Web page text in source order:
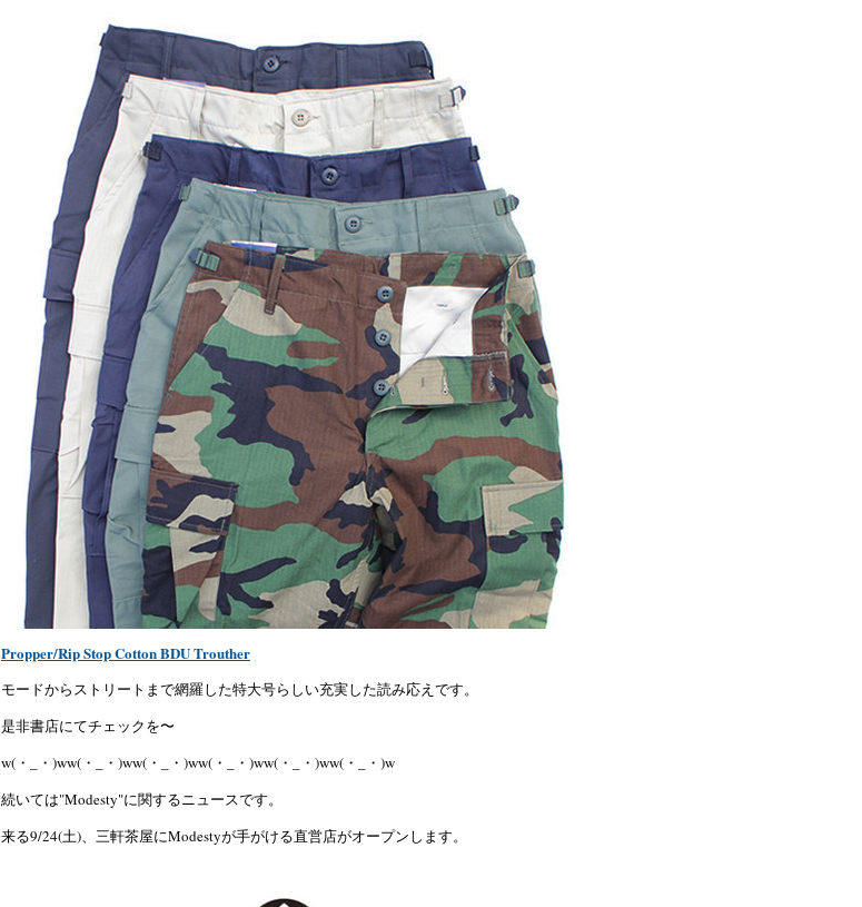
Propper/Rip Stop Cotton BDU Trouther
モードからストリートまで網羅した特大号らしい充実した読み応えです。
是非書店にてチェックを〜
w(・_・)ww(・_・)ww(・_・)ww(・_・)ww(・_・)ww(・_・)w
続いては"Modesty"に関するニュースです。
来る9/24(土)、三軒茶屋にModestyが手がける直営店がオープンします。